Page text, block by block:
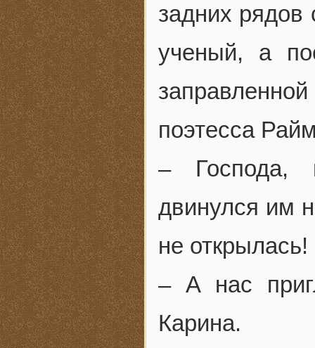
задних рядов
ученый, а
поэтесса
– Господа,
двинулся им
не
– А нас
Карина.